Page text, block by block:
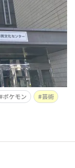
ポケモン 芸術